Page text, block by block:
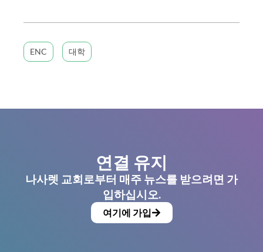
ENC 대학
연결 유지
나사렛 교회로부터 매주 뉴스를 받으려면 가
입하십시오.
여기에 가입